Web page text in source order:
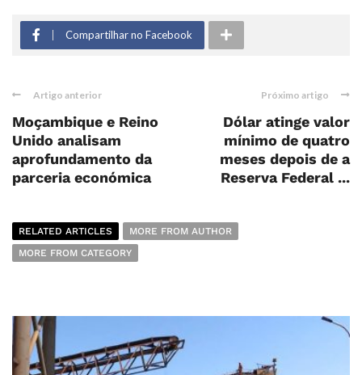
Compartilhar no Facebook
Artigo anterior
Moçambique e Reino
Unido analisam
aprofundamento da
parceria económica
Próximo artigo
Dólar atinge valor
mínimo de quatro
meses depois de a
Reserva Federal ...
RELATED ARTICLES
MORE FROM AUTHOR
MORE FROM CATEGORY